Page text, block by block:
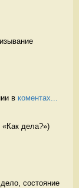
в коментах...
«Как дела?»)
состояние